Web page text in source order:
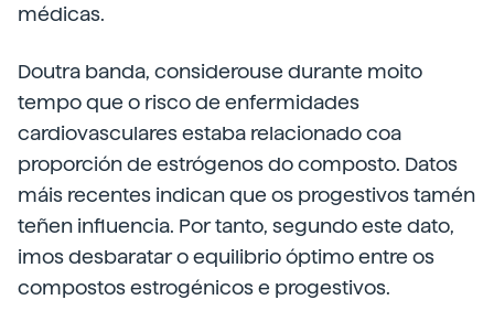
médicas.
Doutra banda, considerouse durante moito
tempo que o risco de enfermidades
cardiovasculares estaba relacionado coa
proporción de estrógenos do composto. Datos
máis recentes indican que os progestivos tamén
teñen influencia. Por tanto, segundo este dato,
imos desbaratar o equilibrio óptimo entre os
compostos estrogénicos e progestivos.